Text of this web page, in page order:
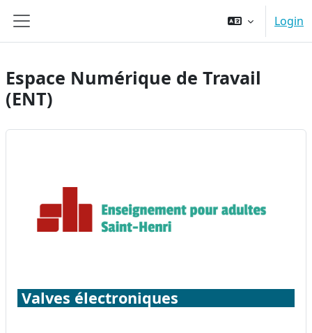
Zijpaneel
Login
Espace Numérique de Travail
(ENT)
Valves électroniques